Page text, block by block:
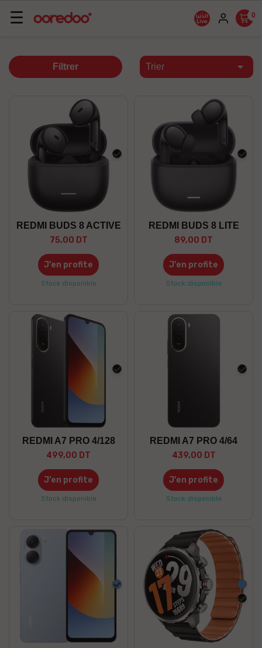
Basculer
☰ 0
Filtrer Trier 
REDMI BUDS 8 ACTIVE
75,00 DT
Noir
J’en profite
Stock disponible
REDMI BUDS 8 LITE
89,00 DT
Noir
J’en profite
Stock disponible
REDMI A7 PRO 4/128
499,00 DT
Noir
J’en profite
Stock disponible
REDMI A7 PRO 4/64
439,00 DT
Noir
J’en profite
Stock disponible
Bleu
Bleu
Noir